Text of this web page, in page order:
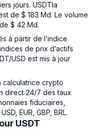
jours. USDTla
de $ 183 Md. Le volume
$ 42 Md.
à partir de l’indice
de prix d’actifs
USD est mis à jour
calculatrice crypto
direct 24/7 des taux
fiduciaires,
EUR, GBP, BRL.
USDT